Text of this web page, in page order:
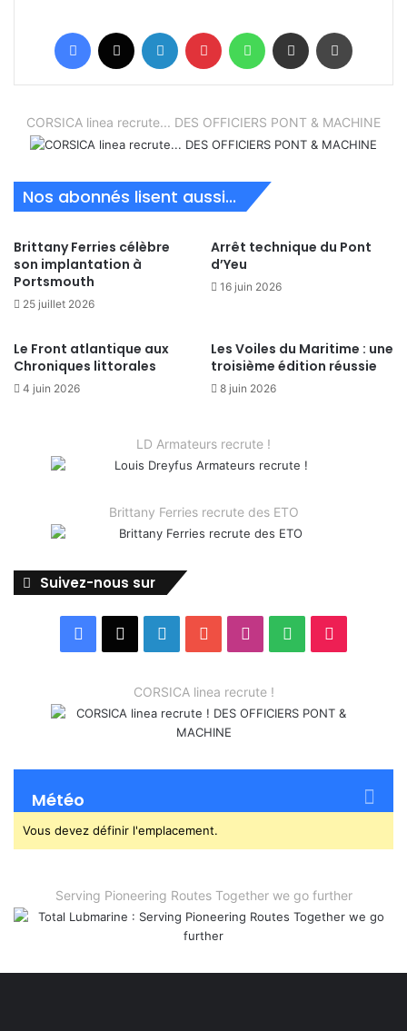
Facebook Linkedin Pinterest WhatsAppPartager par email
CORSICA linea recrute... DES OFFICIERS PONT & MACHINE
Nos abonnés lisent aussi...
Brittany Ferries célèbre
son implantation à
Portsmouth
25 juillet 2026
Arrêt technique du Pont
d’Yeu
16 juin 2026
Le Front atlantique aux
Chroniques littorales
4 juin 2026
Les Voiles du Maritime : une
troisième édition réussie
8 juin 2026
LD Armateurs recrute !
Brittany Ferries recrute des ETO
Suivez-nous sur
Facebook LinkedinYouTubeInstagram
Spotify
CORSICA linea recrute !
Météo
Vous devez définir l'emplacement.
Serving Pioneering Routes Together we go further